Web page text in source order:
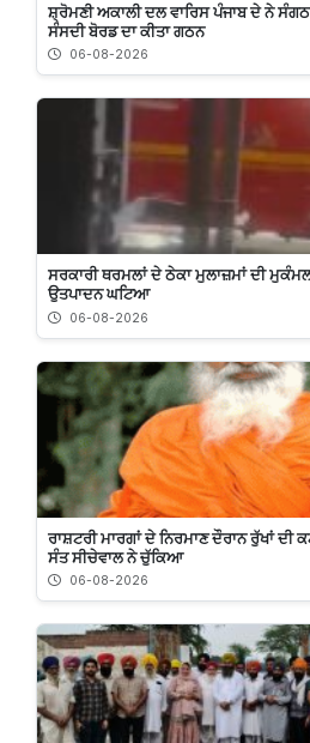
ਸ਼੍ਰੋਮਣੀ ਅਕਾਲੀ ਦਲ ਵਾਰਿਸ ਪੰਜਾਬ ਦੇ ਨੇ
ਸੰਸਦੀ ਬੋਰਡ ਦਾ ਕੀਤਾ ਗਠਨ
06-08-2026
ਸਰਕਾਰੀ ਥਰਮਲਾਂ ਦੇ ਠੇਕਾ ਮੁਲਾਜ਼ਮਾਂ ਦੀ
ਉਤਪਾਦਨ ਘਟਿਆ
06-08-2026
ਰਾਸ਼ਟਰੀ ਮਾਰਗਾਂ ਦੇ ਨਿਰਮਾਣ ਦੌਰਾਨ ਰੁੱਖਾਂ ਦੀ
ਸੰਤ ਸੀਚੇਵਾਲ ਨੇ ਚੁੱਕਿਆ
06-08-2026